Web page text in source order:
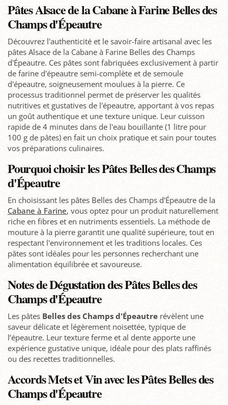
Pâtes Alsace de la Cabane à Farine Belles des
Champs d'Épeautre
Découvrez l'authenticité et le savoir-faire artisanal avec les
pâtes Alsace de la Cabane à Farine Belles des Champs
d'Épeautre. Ces pâtes sont fabriquées exclusivement à partir
de farine d'épeautre semi-complète et de semoule
d'épeautre, soigneusement moulues à la pierre. Ce
processus traditionnel permet de préserver les qualités
nutritives et gustatives de l'épeautre, apportant à vos repas
un goût authentique et une texture unique. Leur cuisson
rapide de 4 minutes dans de l'eau bouillante (1 litre pour
100 g de pâtes) en fait un choix pratique et sain pour toutes
vos préparations culinaires.
Pourquoi choisir les Pâtes Belles des Champs
d'Épeautre
En choisissant les pâtes Belles des Champs d'Épeautre de la
Cabane à Farine, vous optez pour un produit naturellement
riche en fibres et en nutriments essentiels. La méthode de
mouture à la pierre garantit une qualité supérieure, tout en
respectant l'environnement et les traditions locales. Ces
pâtes sont idéales pour les personnes recherchant une
alimentation équilibrée et savoureuse.
Notes de Dégustation des Pâtes Belles des
Champs d'Épeautre
Les pâtes Belles des Champs d'Épeautre révèlent une
saveur délicate et légèrement noisettée, typique de
l’épeautre. Leur texture ferme et al dente apporte une
expérience gustative unique, idéale pour des plats raffinés
ou des recettes traditionnelles.
Accords Mets et Vin avec les Pâtes Belles des
Champs d'Épeautre